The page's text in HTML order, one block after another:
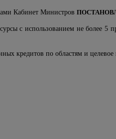
Кабинет Министров
с использованием не более 5
кредитов по областям и целевое